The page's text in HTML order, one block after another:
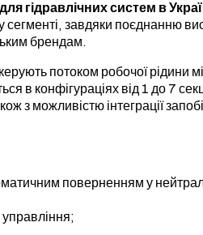
гідравлічних систем в
завдяки поєднанню
брендам.
потоком робочої рідини
в конфігураціях від 1 до 7
з можливістю інтеграції
поверненням у